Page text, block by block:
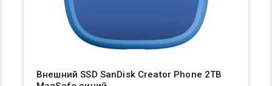
Внешний SSD SanDisk Creator Phone 2TB